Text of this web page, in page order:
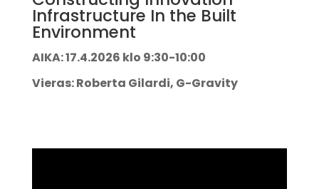
Infrastructure In the Built
Environment
AIKA: 17.4.2026 klo 9:30-10:00
Vieras: Roberta Gilardi, G-Gravity